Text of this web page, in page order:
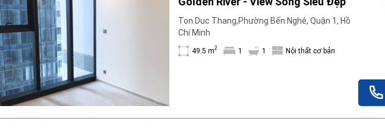
Cơ sở vật chất
Máy phát hiện khói
Dụng cụ sơ cấp cứu
Hệ thống sưởi ấm nhà
Ban công
Máy rửa chén
Thang máy
Đỗ xe
Máy giặt
Ton Duc Thang,Phường Bến Nghé, Quận 1, Hồ
Chí Minh
49.5 m2 1 1 Nội thất cơ bản